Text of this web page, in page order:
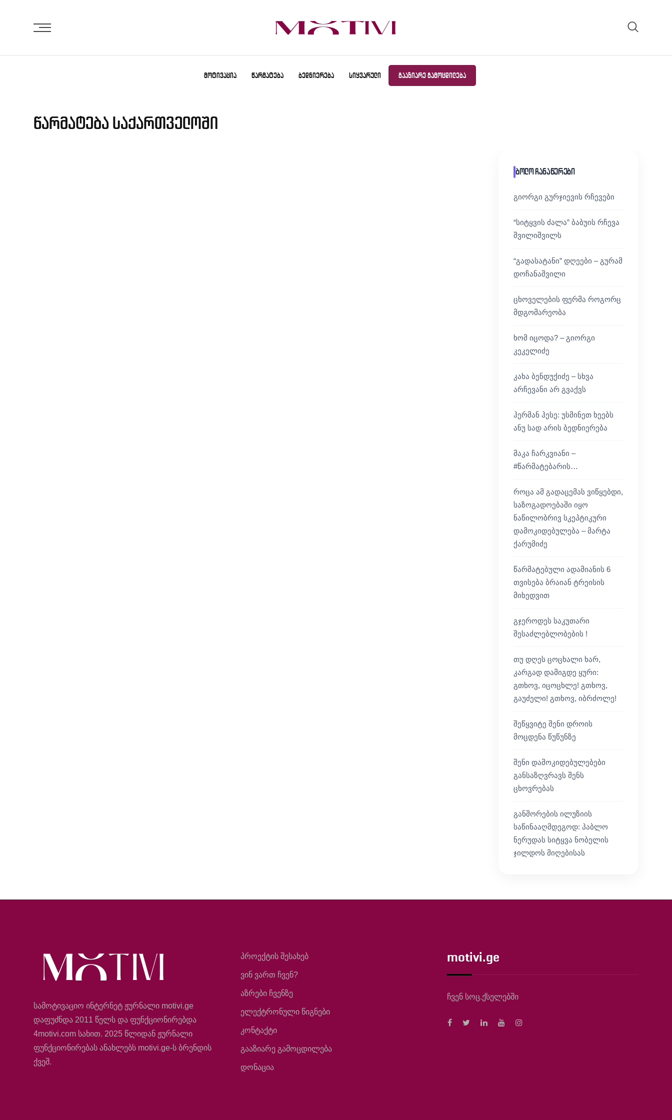
ᲛᲝᲢᲘᲕᲐᲪᲘᲐ ᲬᲐᲠᲛᲐᲢᲔᲑᲐ ᲑᲔᲓᲜᲘᲔᲠᲔᲑᲐ ᲡᲘᲧᲕᲐᲠᲣᲚᲘ ᲒᲐᲐᲖᲘᲐᲠᲔ ᲒᲐᲛᲝᲪᲓᲘᲚᲔᲑᲐ
წარმატება საქართველოში
ბოლო ჩანაწერები
გიორგი გურჯიევის რჩევები
“სიტყვის ძალა” ბაბუის რჩევა
შვილიშვილს
“გადასატანი” დღეები – გურამ
დოჩანაშვილი
ცხოველების ფერმა როგორც
მდგომარეობა
ხომ იცოდა? – გიორგი
კეკელიძე
კახა ბენდუქიძე – სხვა
არჩევანი არ გვაქვს
ჰერმან ჰესე: უსმინეთ ხეებს
ანუ სად არის ბედნიერება
მაკა ჩარკვიანი –
#წარმატებარის…
როცა ამ გადაცემას ვიწყებდი,
საზოგადოებაში იყო
ნაწილობრივ სკეპტიკური
დამოკიდებულება – მარტა
ქარუმიძე
წარმატებული ადამიანის 6
თვისება ბრაიან ტრეისის
მიხედვით
გჯეროდეს საკუთარი
შესაძლებლობების !
თუ დღეს ცოცხალი ხარ,
კარგად დამიგდე ყური:
გთხოვ, იცოცხლე! გთხოვ,
გაუძელი! გთხოვ, იბრძოლე!
შეწყვიტე შენი დროის
მოცდენა წუწუნზე
შენი დამოკიდებულებები
განსაზღვრავს შენს
ცხოვრებას
განშორების ილუზიის
საწინააღმდეგოდ: პაბლო
ნერუდას სიტყვა ნობელის
ჯილდოს მიღებისას
სამოტივაციო ინტერნეტ ჟურნალი motivi.ge
დაფუძნდა 2011 წელს და ფუნქციონირებდა
4motivi.com სახით. 2025 წლიდან ჟურნალი
ფუნქციონირებას ანახლებს motivi.ge-ს ბრენდის
ქვეშ.
პროექტის შესახებ
ვინ ვართ ჩვენ?
აზრები ჩვენზე
ელექტრონული წიგნები
კონტაქტი
გააზიარე გამოცდილება
დონაცია
motivi.ge
ჩვენ სოც.ქსელებში